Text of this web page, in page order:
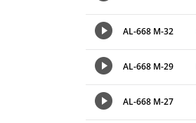
AL-668 M-32
AL-668 M-29
AL-668 M-27